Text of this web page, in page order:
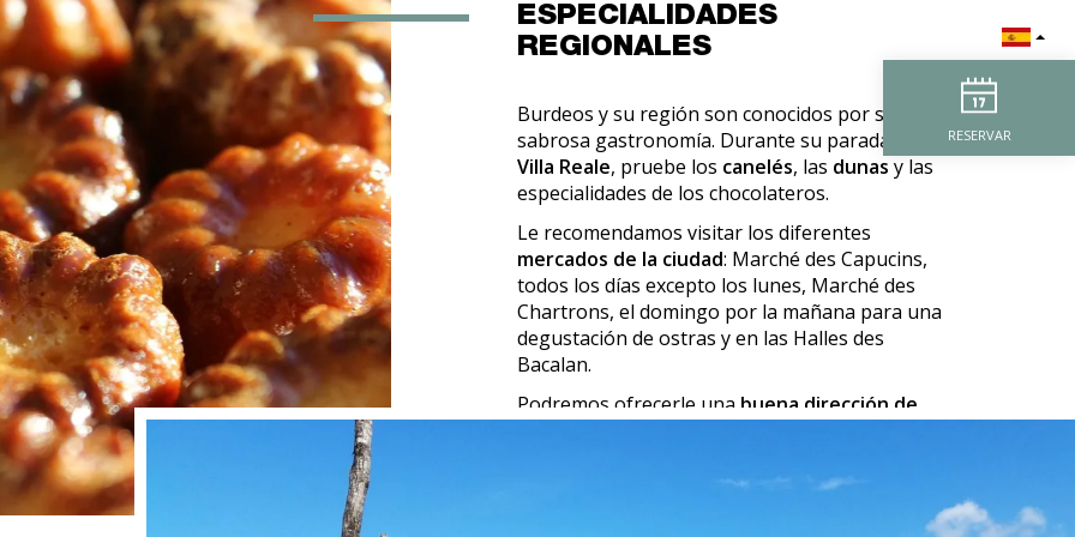
RESERVAR
ESPECIALIDADES
REGIONALES
Burdeos y su región son conocidos por su
sabrosa gastronomía. Durante su parada en la
Villa Reale, pruebe los canelés, las dunas y las
especialidades de los chocolateros.
Le recomendamos visitar los diferentes
mercados de la ciudad: Marché des Capucins,
todos los días excepto los lunes, Marché des
Chartrons, el domingo por la mañana para una
degustación de ostras y en las Halles des
Bacalan.
Podremos ofrecerle una buena dirección de